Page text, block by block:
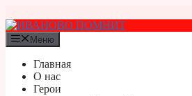
к
содержимому
Меню
Главная
О нас
Герои